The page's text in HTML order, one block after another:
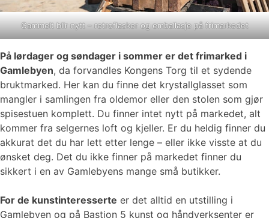
Gammelt blir nytt – retroflasker og emballasje på frimarkedet
På lørdager og søndager i sommer er det frimarked i
Gamlebyen, da forvandles Kongens Torg til et sydende
bruktmarked. Her kan du finne det krystallglasset som
mangler i samlingen fra oldemor eller den stolen som gjør
spisestuen komplett. Du finner intet nytt på markedet, alt
kommer fra selgernes loft og kjeller. Er du heldig finner du
akkurat det du har lett etter lenge – eller ikke visste at du
ønsket deg. Det du ikke finner på markedet finner du
sikkert i en av Gamlebyens mange små butikker.
For de kunstinteresserte er det alltid en utstilling i
Gamlebyen og på Bastion 5 kunst og håndverksenter er